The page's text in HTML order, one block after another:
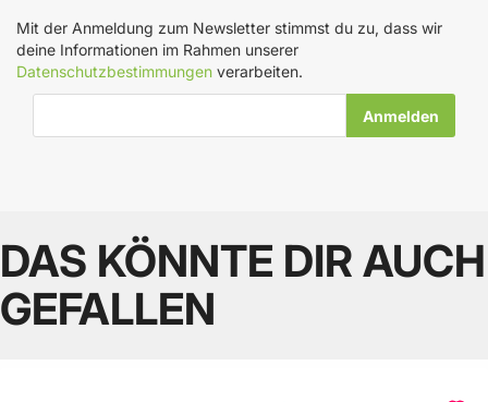
Mit der Anmeldung zum Newsletter stimmst du zu, dass wir
deine Informationen im Rahmen unserer
Datenschutzbestimmungen verarbeiten.
DAS KÖNNTE DIR AUCH
GEFALLEN